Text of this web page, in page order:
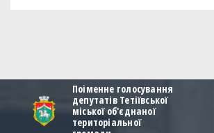
Поіменне голосування
депутатів Тетіївської
міської об'єднаної
територіальної